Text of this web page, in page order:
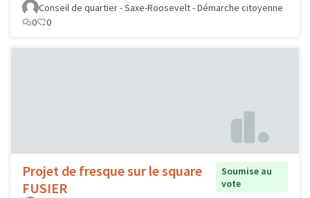
Conseil de quartier - Saxe-Roosevelt - Démarche citoyenne
0
0
Projet de fresque sur le square
FUSIER
Soumise au
vote